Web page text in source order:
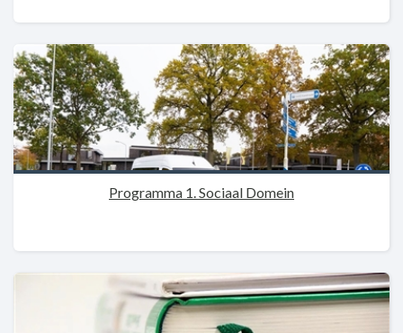
Programma 1. Sociaal Domein